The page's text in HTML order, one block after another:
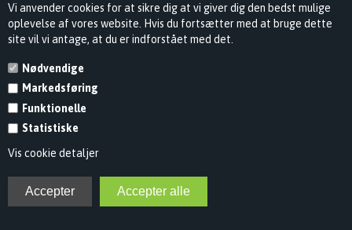
Vi anvender cookies for at sikre dig at vi giver dig den bedst mulige
oplevelse af vores website. Hvis du fortsætter med at bruge dette
site vil vi antage, at du er indforstået med det.
Nødvendige
Markedsføring
Funktionelle
Statistiske
Vis cookie detaljer